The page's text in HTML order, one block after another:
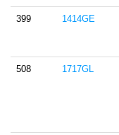
399 1414GE
508 1717GL